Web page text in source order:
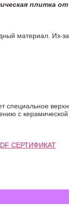
плитка
материал. Из-
специальное
с
СЕРТИФИКАТ